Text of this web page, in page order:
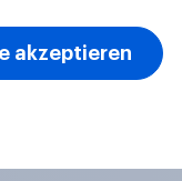
akzeptieren